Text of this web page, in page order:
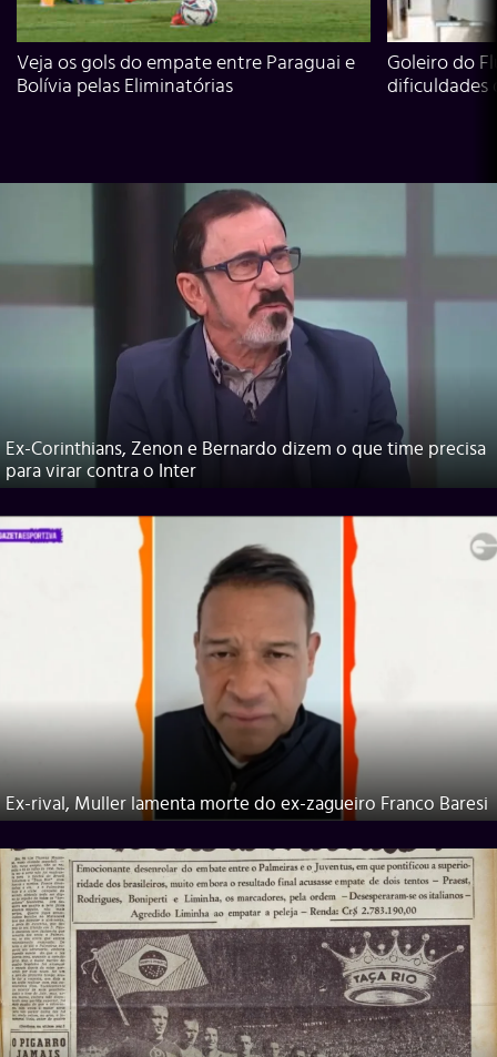
Veja os gols do empate entre Paraguai e
Bolívia pelas Eliminatórias
Goleiro do
dificuldades
Ex-Corinthians, Zenon e Bernardo dizem o que time precisa
para virar contra o Inter
Ex-rival, Muller lamenta morte do ex-zagueiro Franco Baresi